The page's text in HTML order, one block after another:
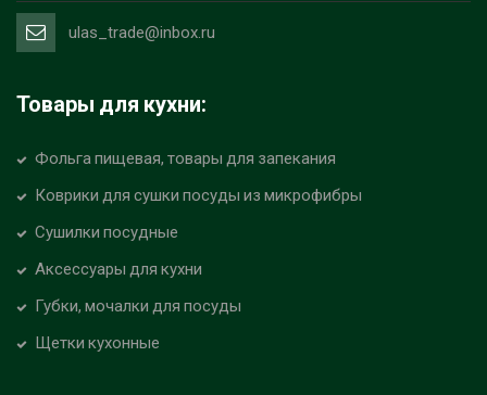
ulas_trade@inbox.ru
Товары для кухни:
Фольга пищевая, товары для запекания
Коврики для сушки посуды из микрофибры
Сушилки посудные
Аксессуары для кухни
Губки, мочалки для посуды
Щетки кухонные